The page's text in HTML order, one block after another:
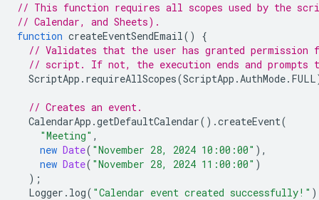
// This function requires all scopes used by the
// Calendar, and Sheets).
function createEventSendEmail()
{
// Validates that the user has granted permission
// script. If not, the execution ends and prompts
ScriptApp . requireAllScopes(ScriptApp .AuthMode. FULL
// Creates an event.
CalendarApp .getDefaultCalendar().createEvent(
"Meeting" ,
new Date( "November 28, 2024 10:00:00" ),
new Date( "November 28, 2024 11:00:00" )
);
Logger . log( "Calendar event created successfully!"